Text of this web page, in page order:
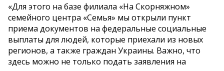
«Для этого на базе филиала «На Скорняжном»
семейного центра «Семья» мы открыли пункт
приема документов на федеральные социальные
выплаты для людей, которые приехали из новых
регионов, а также граждан Украины. Важно, что
здесь можно не только подать заявления на